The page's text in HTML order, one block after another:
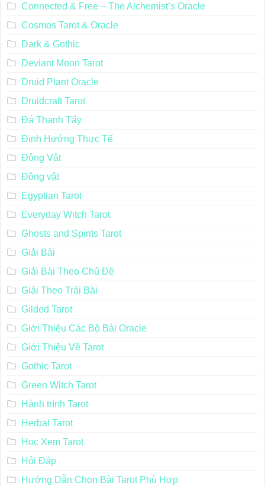
Connected & Free – The Alchemist’s Oracle
Cosmos Tarot & Oracle
Dark & Gothic
Deviant Moon Tarot
Druid Plant Oracle
Druidcraft Tarot
Đá Thanh Tẩy
Định Hướng Thực Tế
Động Vật
Động vật
Egyptian Tarot
Everyday Witch Tarot
Ghosts and Spirits Tarot
Giải Bài
Giải Bài Theo Chủ Đề
Giải Theo Trải Bài
Gilded Tarot
Giới Thiệu Các Bộ Bài Oracle
Giới Thiệu Về Tarot
Gothic Tarot
Green Witch Tarot
Hành trình Tarot
Herbal Tarot
Học Xem Tarot
Hỏi Đáp
Hướng Dẫn Chọn Bài Tarot Phù Hợp